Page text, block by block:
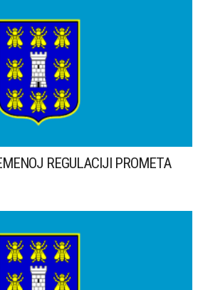
REGULACIJI PROMETA